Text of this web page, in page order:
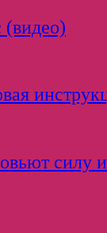
(видео)